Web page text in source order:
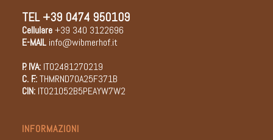
TEL+39 0474 950109
Cellulare+39 340 3122696
E-MAIL info@wibmerhof.it
P. IVA:IT02481270219
C. F.:THMRND70A25F371B
CIN:IT021052B5PEAYW7W2
INFORMAZIONI